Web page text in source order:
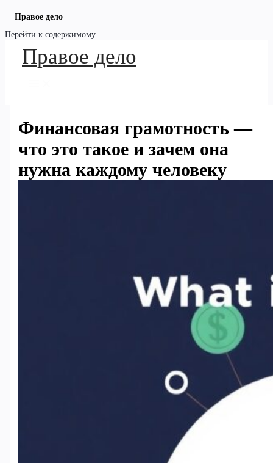
Правое дело
Перейти к содержимому
Правое дело
Финансовая грамотность —
что это такое и зачем она
нужна каждому человеку